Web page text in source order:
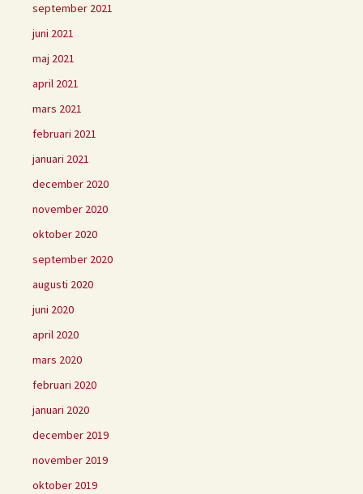
september 2021
juni 2021
maj 2021
april 2021
mars 2021
februari 2021
januari 2021
december 2020
november 2020
oktober 2020
september 2020
augusti 2020
juni 2020
april 2020
mars 2020
februari 2020
januari 2020
december 2019
november 2019
oktober 2019